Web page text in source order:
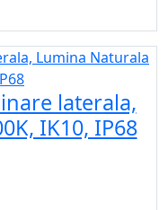
laterala,
IK10, IP68